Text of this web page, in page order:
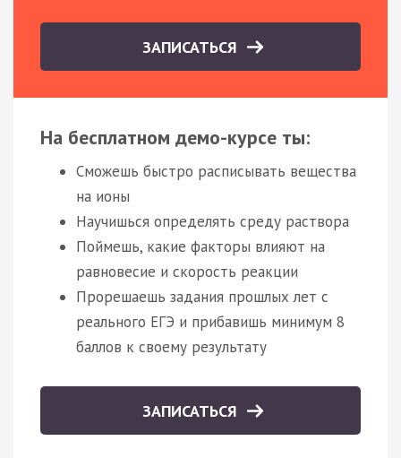
ЗАПИСАТЬСЯ
На бесплатном демо-курсе ты:
Сможешь быстро расписывать вещества
на ионы
Научишься определять среду раствора
Поймешь, какие факторы влияют на
равновесие и скорость реакции
Прорешаешь задания прошлых лет с
реального ЕГЭ и прибавишь минимум 8
баллов к своему результату
ЗАПИСАТЬСЯ